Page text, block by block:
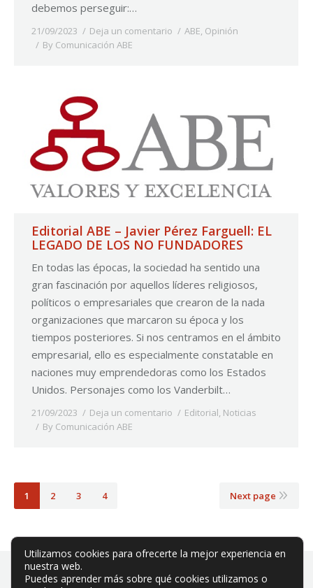
debemos perseguir:…
21/09/2023 Deja un comentario ABE, Opinión
By Comunicación ABE
Editorial ABE – Javier Pérez Farguell: EL
LEGADO DE LOS NO FUNDADORES
En todas las épocas, la sociedad ha sentido una
gran fascinación por aquellos líderes religiosos,
políticos o empresariales que crearon de la nada
organizaciones que marcaron su época y los
tiempos posteriores. Si nos centramos en el ámbito
empresarial, ello es especialmente constatable en
naciones muy emprendedoras como los Estados
Unidos. Personajes como los Vanderbilt…
21/09/2023 Deja un comentario Editorial Noticias
By Comunicación ABE
1 2 3 4 Next page
Utilizamos cookies para ofrecerte la mejor experiencia en
nuestra web.
Puedes aprender más sobre qué cookies utilizamos o